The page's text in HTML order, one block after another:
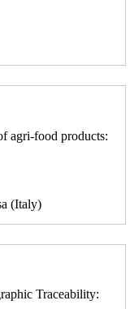
agri-food products:
(Italy)
Traceability: